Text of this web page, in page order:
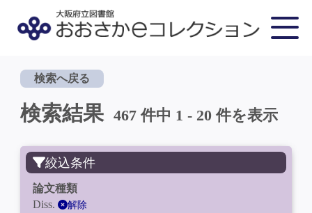
検索へ戻る
検索結果 467 件中 1 - 20 件を表示
絞込条件
論文種類
Diss.
解除